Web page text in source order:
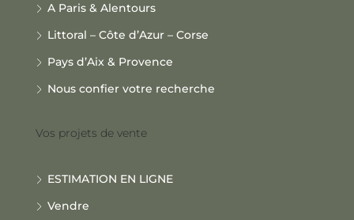
A Paris & Alentours
Littoral – Côte d’Azur – Corse
Pays d’Aix & Provence
Nous confier votre recherche
Vos projets de vente
ESTIMATION EN LIGNE
Vendre